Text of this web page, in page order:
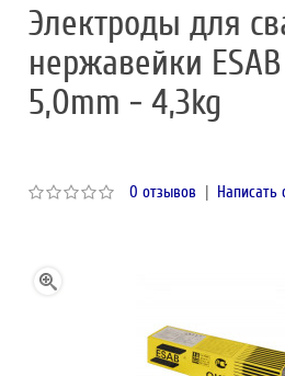
Электроды для
нержавейки
5,0mm - 4,3kg
0 отзывов | Написать